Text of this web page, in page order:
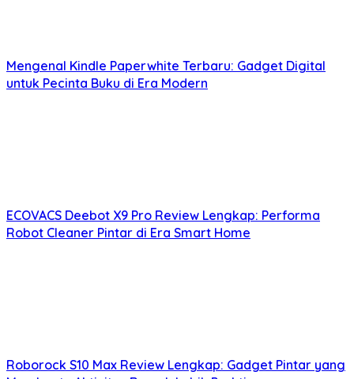
Mengenal Kindle Paperwhite Terbaru: Gadget Digital
untuk Pecinta Buku di Era Modern
ECOVACS Deebot X9 Pro Review Lengkap: Performa
Robot Cleaner Pintar di Era Smart Home
Roborock S10 Max Review Lengkap: Gadget Pintar yang